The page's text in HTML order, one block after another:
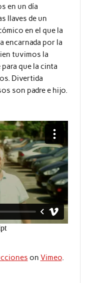
en un día
llaves de un
en el que la
encarnada por la
tuvimos la
que la cinta
Divertida
son padre e hijo.
on Vimeo.